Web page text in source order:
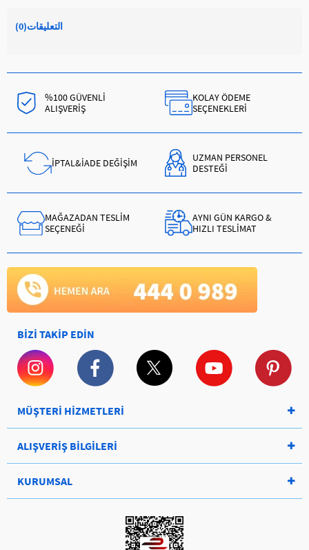
التعليقات(0)
%100 GÜVENLİ
ALIŞVERİŞ
KOLAY ÖDEME
SEÇENEKLERİ
İPTAL&İADE DEĞİŞİM
UZMAN PERSONEL
DESTEĞİ
MAĞAZADAN TESLİM
SEÇENEĞİ
AYNI GÜN KARGO &
HIZLI TESLİMAT
BİZİ TAKİP EDİN
MÜŞTERİ HİZMETLERİ
ALIŞVERİŞ BİLGİLERİ
KURUMSAL